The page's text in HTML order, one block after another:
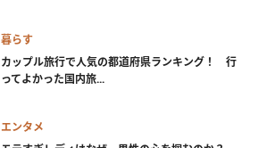
暮らす
カップル旅行で人気の都道府県ランキング！ 行
ってよかった国内旅...
エンタメ